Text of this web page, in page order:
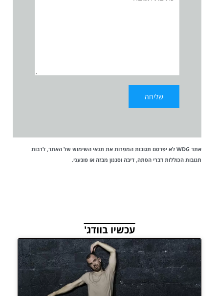
אתר WDG לא יפרסם תגובות המפרות את תנאי השימוש של האתר, לרבות
תגובות הכוללות דברי הסתה, דיבה וסגנון מבזה או פוגעני.
עכשיו בוודג'